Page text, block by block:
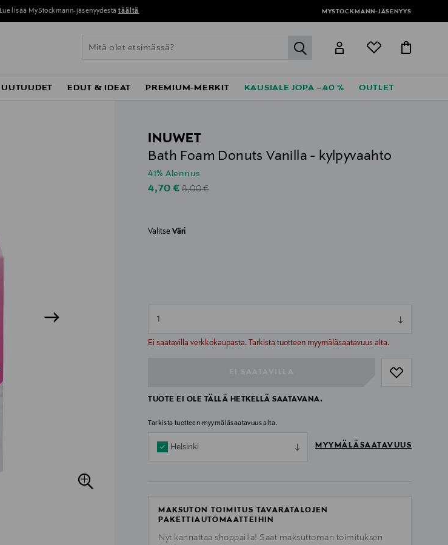
Lue lisää MyStockmann-jäsenyydestä täältä MYSTOCKMANN-JÄSENYYS
label.header.go
UUTUUDET EDUT & IDEAT PREMIUM-MERKIT KAUSIALE JOPA –40 % OUTLET
INUWET
Bath Foam Donuts Vanilla - kylpyvaahto
41% Alennus
Discounted Price
4,70 €Original Price
8,00 €
ValitseVäri
1
Ei saatavilla verkkokaupasta. Tarkista tuotteen myymäläsaatavuus alta.
null
TUOTE EI OLE TÄLLÄ HETKELLÄ SAATAVANA.
Tarkista tuotteen myymäläsaatavuus alta.
Helsinki MYYMÄLÄSAATAVUUS
MAKSUTON TOIMITUS TAVARATALOJEN
PAKETTIAUTOMAATTEIHIN
Nyt kannattaa shoppailla! Saat maksuttoman toimituksen